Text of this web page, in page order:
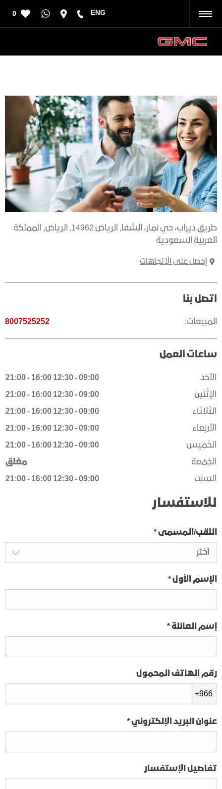
ENG
0
طريق ديراب، حي نمار، الشفا, الرياض 14962 , الرياض, المملكة
العربية السعودية
إحصل على الاتجاهات
اتصل بنا
المبيعات: 8007525252
ساعات العمل
الأحَد 09:00
-
12:30
16:00
-
21:00
الإثْنَين
09:00
-
12:30
16:00
-
21:00
الثَلاثاء
09:00
-
12:30
16:00
-
21:00
الأربَعاء
09:00
-
12:30
16:00
-
21:00
الخَميس
09:00
-
12:30
16:00
-
21:00
الجُمُعة
مغلق
السَبْت
09:00
-
12:30
16:00
-
21:00
للاستفسار
اللقب/المسمى*
اختر
الإسم الأول*
إسم العائلة*
رقم الهاتف المحمول
+966
عنوان البريد الإلكتروني*
تفاصيل الإستفسار